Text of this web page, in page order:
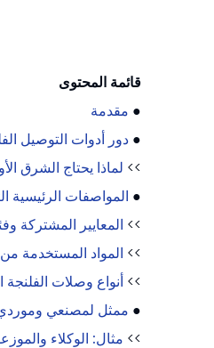
قائمة المحتوى
● مقدمة
● دور أدوات التوصيل
>> لماذا يحتاج الشرق
● المواصفات الرئيسية
>> المعايير المشتركة
>> المواد المستخدمة
>> أنواع وصلات
● ممثل لمصنعي
>> مثال: الوكلاء